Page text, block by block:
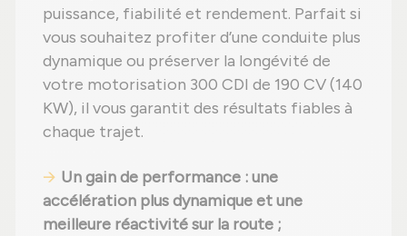
puissance, fiabilité et rendement. Parfait si
vous souhaitez profiter d’une conduite plus
dynamique ou préserver la longévité de
votre motorisation 300 CDI de 190 CV (140
KW), il vous garantit des résultats fiables à
chaque trajet.
Un gain de performance : une
accélération plus dynamique et une
meilleure réactivité sur la route ;